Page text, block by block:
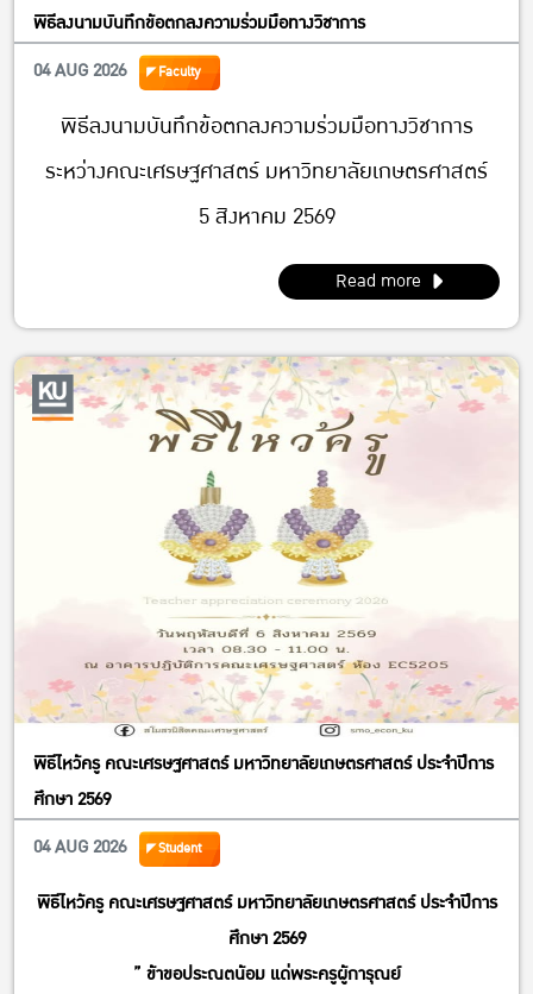
พิธีลงนามบันทึกข้อตกลงความร่วมมือทางวิชาการ
04 AUG 2026
Faculty
พิธีลงนามบันทึกข้อตกลงความร่วมมือทางวิชาการ
ระหว่างคณะเศรษฐศาสตร์ มหาวิทยาลัยเกษตรศาสตร์
5 สิงหาคม 2569
Read more
พิธีไหว้ครู คณะเศรษฐศาสตร์ มหาวิทยาลัยเกษตรศาสตร์ ประจำปีการ
ศึกษา 2569
04 AUG 2026
Student
พิธีไหว้ครู คณะเศรษฐศาสตร์ มหาวิทยาลัยเกษตรศาสตร์ ประจำปีการ
ศึกษา 2569
” ข้าขอประณตน้อม แด่พระครูผู้การุณย์